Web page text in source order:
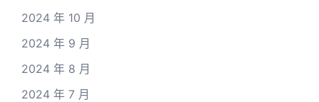
2024 年 10 月
2024 年 9 月
2024 年 8 月
2024 年 7 月